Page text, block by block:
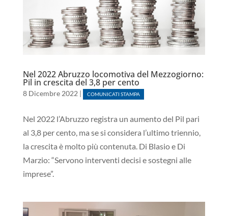
Nel 2022 Abruzzo locomotiva del Mezzogiorno:
Pil in crescita del 3,8 per cento
8 Dicembre 2022 | COMUNICATI STAMPA
Nel 2022 l’Abruzzo registra un aumento del Pil pari
al 3,8 per cento, ma se si considera l’ultimo triennio,
la crescita è molto più contenuta. Di Blasio e Di
Marzio: “Servono interventi decisi e sostegni alle
imprese”.